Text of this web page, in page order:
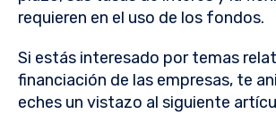
requieren en el uso de los fondos.
Si estás interesado por temas
financiación de las empresas, te
eches un vistazo al siguiente